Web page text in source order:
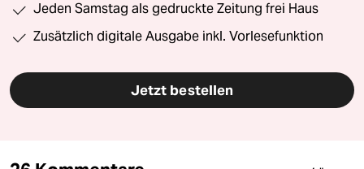
Jeden Samstag als gedruckte Zeitung frei Haus
Zusätzlich digitale Ausgabe inkl. Vorlesefunktion
Jetzt bestellen